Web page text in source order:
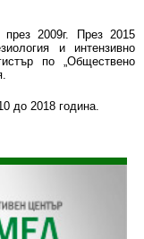
2009г. През 2015
и интензивно
по „Обществено
до 2018 година.